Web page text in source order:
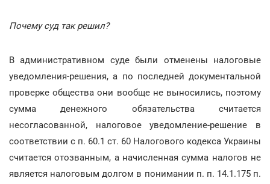
Почему суд так решил?
В административном суде были отменены налоговые
уведомления-решения, а по последней документальной
проверке общества они вообще не выносились, поэтому
сумма денежного обязательства считается
несогласованной, налоговое уведомление-решение в
соответствии с п. 60.1 ст. 60 Налогового кодекса Украины
считается отозванным, а начисленная сумма налогов не
является налоговым долгом в понимании п. п. 14.1.175 п.